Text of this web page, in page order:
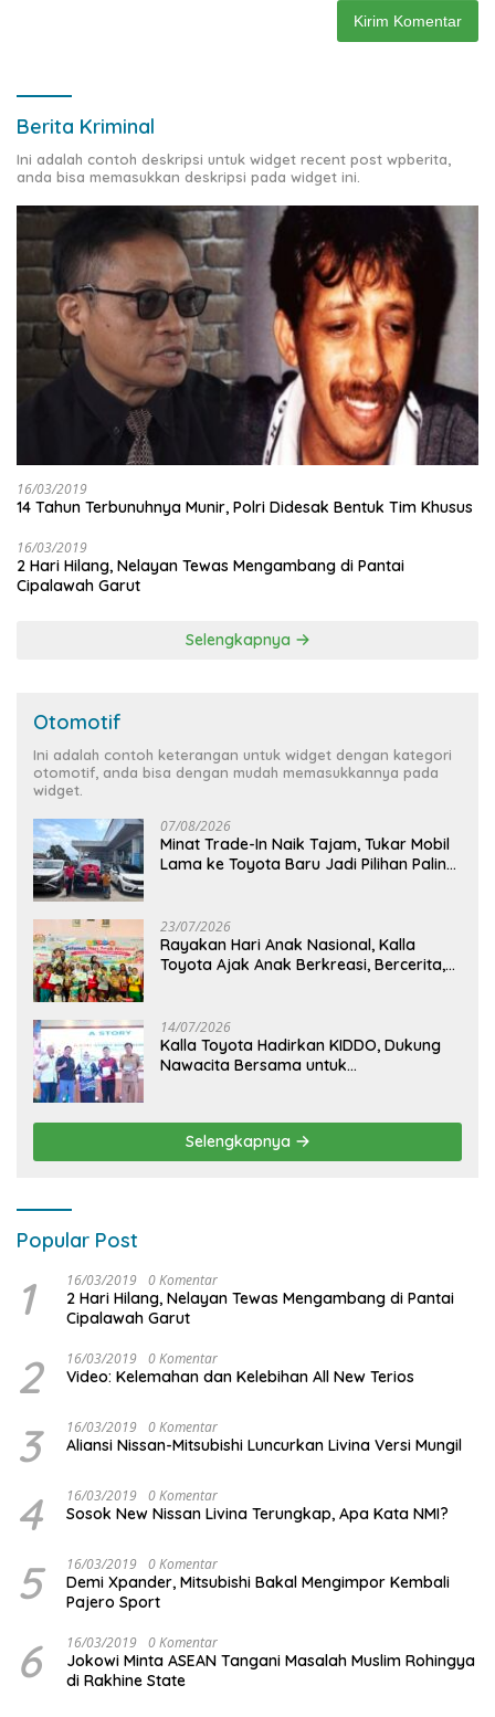
Berita Kriminal
Ini adalah contoh deskripsi untuk widget recent post wpberita,
anda bisa memasukkan deskripsi pada widget ini.
16/03/2019
14 Tahun Terbunuhnya Munir, Polri Didesak Bentuk Tim Khusus
16/03/2019
2 Hari Hilang, Nelayan Tewas Mengambang di Pantai
Cipalawah Garut
Selengkapnya
Otomotif
Ini adalah contoh keterangan untuk widget dengan kategori
otomotif, anda bisa dengan mudah memasukkannya pada
widget.
07/08/2026
Minat Trade-In Naik Tajam, Tukar Mobil
Lama ke Toyota Baru Jadi Pilihan Paling
23/07/2026
Rayakan Hari Anak Nasional, Kalla
Toyota Ajak Anak Berkreasi, Bercerita,
14/07/2026
Kalla Toyota Hadirkan KIDDO, Dukung
Nawacita Bersama untuk
Selengkapnya
Popular Post
1 16/03/2019 0 Komentar
2 Hari Hilang, Nelayan Tewas Mengambang di Pantai
Cipalawah Garut
2 16/03/2019 0 Komentar
Video: Kelemahan dan Kelebihan All New Terios
3 16/03/2019 0 Komentar
Aliansi Nissan-Mitsubishi Luncurkan Livina Versi Mungil
4 16/03/2019 0 Komentar
Sosok New Nissan Livina Terungkap, Apa Kata NMI?
5 16/03/2019 0 Komentar
Demi Xpander, Mitsubishi Bakal Mengimpor Kembali
Pajero Sport
6 16/03/2019 0 Komentar
Jokowi Minta ASEAN Tangani Masalah Muslim Rohingya
di Rakhine State